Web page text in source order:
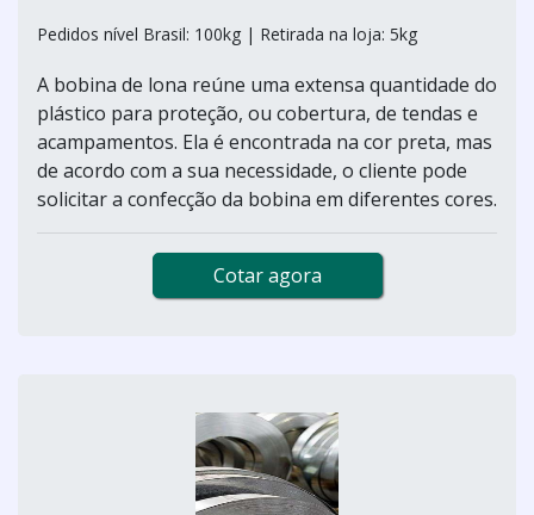
Pedidos nível Brasil: 100kg | Retirada na loja: 5kg
A bobina de lona reúne uma extensa quantidade do
plástico para proteção, ou cobertura, de tendas e
acampamentos. Ela é encontrada na cor preta, mas
de acordo com a sua necessidade, o cliente pode
solicitar a confecção da bobina em diferentes cores.
Cotar agora